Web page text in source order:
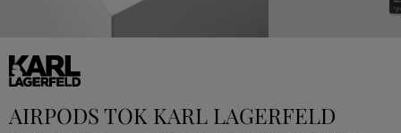
AIRPODS TOK KARL LAGERFELD